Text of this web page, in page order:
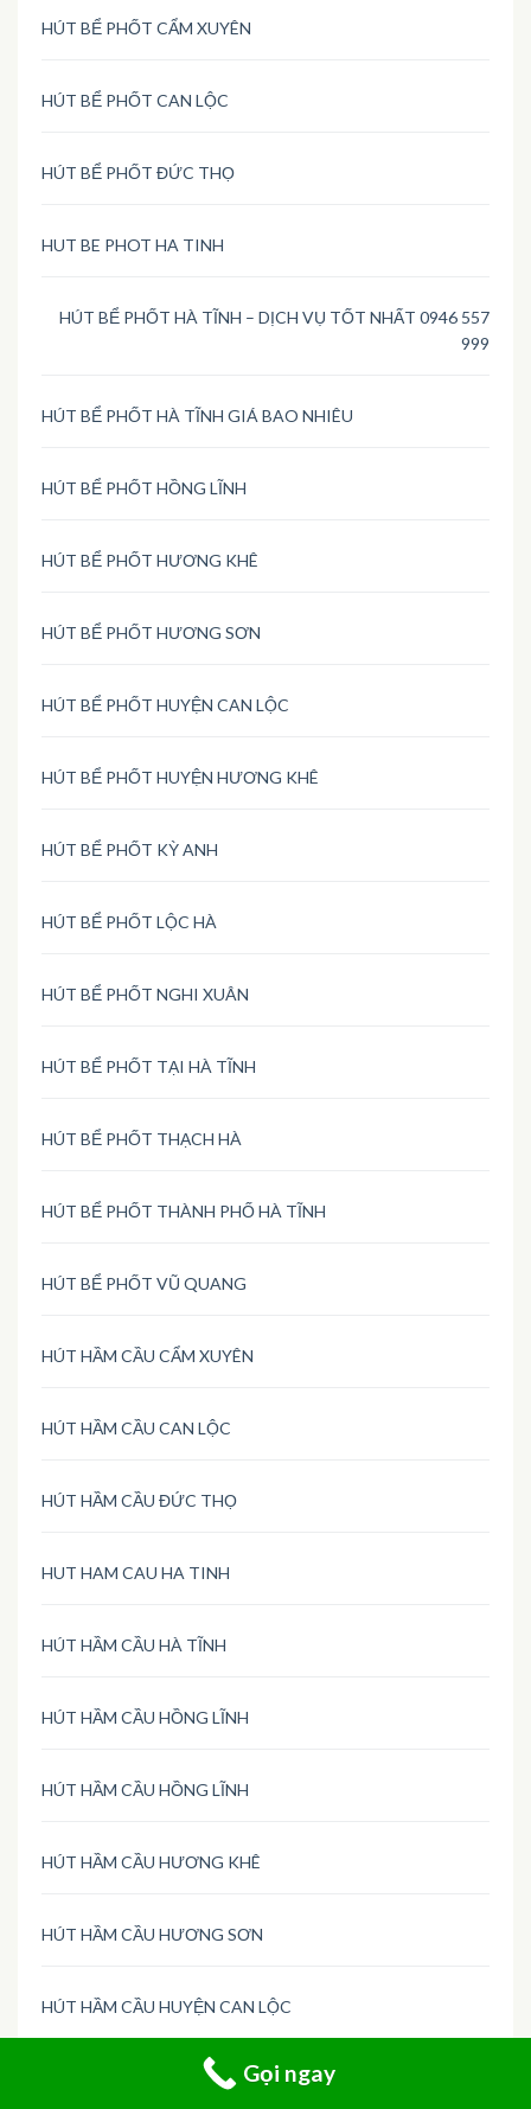
HÚT BỂ PHỐT CẨM XUYÊN
HÚT BỂ PHỐT CAN LỘC
HÚT BỂ PHỐT ĐỨC THỌ
HUT BE PHOT HA TINH
HÚT BỂ PHỐT HÀ TĨNH – DỊCH VỤ TỐT NHẤT 0946 557
999
HÚT BỂ PHỐT HÀ TĨNH GIÁ BAO NHIÊU
HÚT BỂ PHỐT HỒNG LĨNH
HÚT BỂ PHỐT HƯƠNG KHÊ
HÚT BỂ PHỐT HƯƠNG SƠN
HÚT BỂ PHỐT HUYỆN CAN LỘC
HÚT BỂ PHỐT HUYỆN HƯƠNG KHÊ
HÚT BỂ PHỐT KỲ ANH
HÚT BỂ PHỐT LỘC HÀ
HÚT BỂ PHỐT NGHI XUÂN
HÚT BỂ PHỐT TẠI HÀ TĨNH
HÚT BỂ PHỐT THẠCH HÀ
HÚT BỂ PHỐT THÀNH PHỐ HÀ TĨNH
HÚT BỂ PHỐT VŨ QUANG
HÚT HẦM CẦU CẨM XUYÊN
HÚT HẦM CẦU CAN LỘC
HÚT HẦM CẦU ĐỨC THỌ
HUT HAM CAU HA TINH
HÚT HẦM CẦU HÀ TĨNH
HÚT HẦM CẦU HỒNG LĨNH
HÚT HẦM CẦU HỒNG LĨNH
HÚT HẦM CẦU HƯƠNG KHÊ
HÚT HẦM CẦU HƯƠNG SƠN
HÚT HẦM CẦU HUYỆN CAN LỘC
HÚT HẦM CẦU HUYỆN HƯƠNG KHÊ
Gọi ngay